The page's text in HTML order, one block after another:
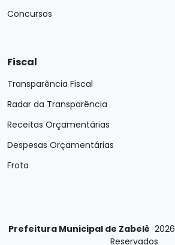
Concursos
Fiscal
Transparência Fiscal
Radar da Transparência
Receitas Orçamentárias
Despesas Orçamentárias
Frota
Prefeitura Municipal de Zabelê 2026
Reservados